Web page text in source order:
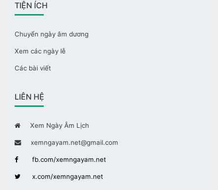
TIỆN ÍCH
Chuyển ngày âm dương
Xem các ngày lễ
Các bài viết
LIÊN HỆ
Xem Ngày Âm Lịch
xemngayam.net@gmail.com
fb.com/xemngayam.net
x.com/xemngayam.net